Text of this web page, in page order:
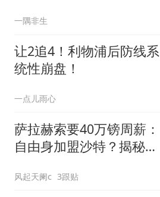
一隅非生
让2追4！利物浦后防线系
统性崩盘！
一点儿雨心
萨拉赫索要40万镑周薪：
自由身加盟沙特？揭秘离
风起天阑c 3跟贴